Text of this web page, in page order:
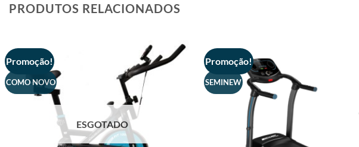
PRODUTOS RELACIONADOS
Promoção!
COMO NOVO
ESGOTADO
Promoção!
SEMINEW